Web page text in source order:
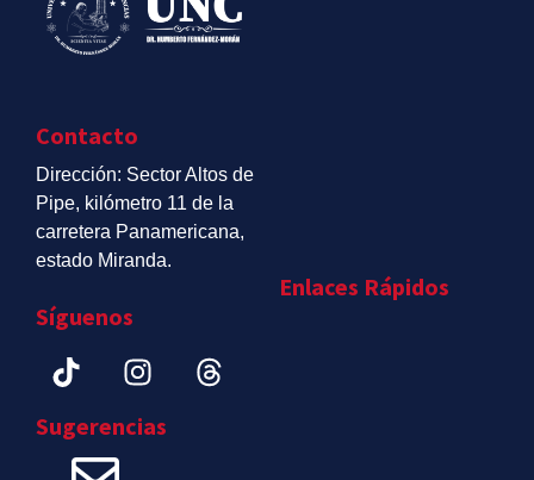
Contacto
Dirección: Sector Altos de
Pipe, kilómetro 11 de la
carretera Panamericana,
estado Miranda.
Síguenos
Sugerencias
Enlaces Rápidos